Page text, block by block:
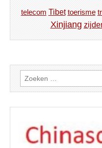
telecom Tibet toerisme
Xinjiang
Zoeken
naar: